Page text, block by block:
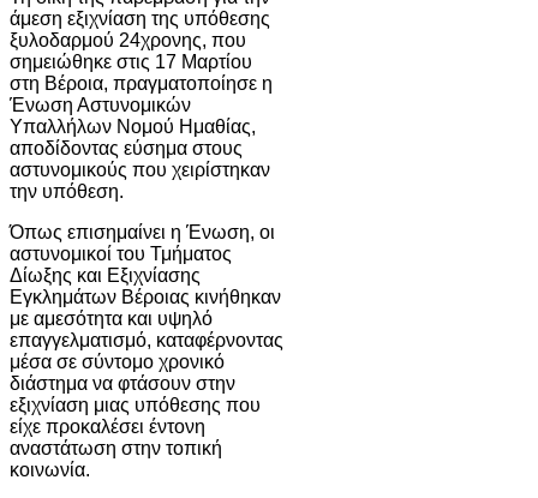
άμεση εξιχνίαση της υπόθεσης
ξυλοδαρμού 24χρονης, που
σημειώθηκε στις 17 Μαρτίου
στη Βέροια, πραγματοποίησε η
Ένωση Αστυνομικών
Υπαλλήλων Νομού Ημαθίας,
αποδίδοντας εύσημα στους
αστυνομικούς που χειρίστηκαν
την υπόθεση.
Όπως επισημαίνει η Ένωση, οι
αστυνομικοί του Τμήματος
Δίωξης και Εξιχνίασης
Εγκλημάτων Βέροιας κινήθηκαν
με αμεσότητα και υψηλό
επαγγελματισμό, καταφέρνοντας
μέσα σε σύντομο χρονικό
διάστημα να φτάσουν στην
εξιχνίαση μιας υπόθεσης που
είχε προκαλέσει έντονη
αναστάτωση στην τοπική
κοινωνία.